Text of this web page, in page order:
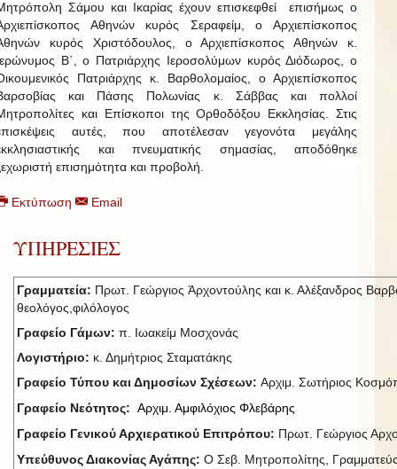
Σάμου και Ικαρίας έχουν επισκεφθεί επισήμως ο
Αθηνών κυρός Σεραφείμ, ο Αρχιεπίσκοπος
κυρός Χριστόδουλος, ο Αρχιεπίσκοπος Αθηνών κ.
Β΄, ο Πατριάρχης Ιεροσολύμων κυρός Διόδωρος, ο
Πατριάρχης κ. Βαρθολομαίος, ο Αρχιεπίσκοπος
και Πάσης Πολωνίας κ. Σάββας και πολλοί
και Επίσκοποι της Ορθοδόξου Εκκλησίας. Στις
αυτές, που αποτέλεσαν γεγονότα μεγάλης
και πνευματικής σημασίας, αποδόθηκε
επισημότητα και προβολή.
Εκτύπωση Email
ΥΠΗΡΕΣΙΕΣ
Γραμματεία: Πρωτ. Γεώργιος Ἀρχοντούλης και κ. Αλέξανδρος
θεολόγος,φιλόλογος
Γραφείο Γάμων: π. Ιωακείμ Μοσχονάς
Λογιστήριο: κ. Δημήτριος Σταματάκης
Γραφείο Τύπου και Δημοσίων Σχέσεων: Αρχιμ. Σωτήριος
Γραφείο Νεότητος: Αρχιμ. Αμφιλόχιος Φλεβάρης
Γραφείο Γενικού Αρχιερατικού Επιτρόπου: Πρωτ. Γεώργιος
Υπεύθυνος Διακονίας Αγάπης: Ο Σεβ. Μητροπολίτης,